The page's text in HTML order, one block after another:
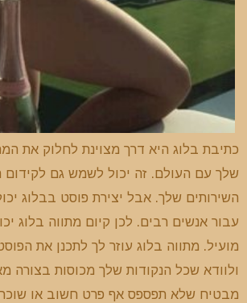
כתיבת בלוג היא דרך מצוינת לחלוק את
שלך עם העולם. זה יכול לשמש גם לקידום
השירותים שלך. אבל יצירת פוסט בבלוג
עבור אנשים רבים. לכן קיום מתווה בלוג
מועיל. מתווה בלוג עוזר לך לתכנן את
ולוודא שכל הנקודות שלך מכוסות בצורה
מבטיח שלא תפספס אף פרט חשוב או